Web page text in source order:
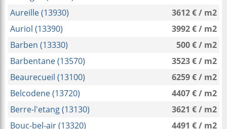
Aureille (13930)
3612 € / m2
Auriol (13390)
3992 € / m2
Barben (13330)
500 € / m2
Barbentane (13570)
3523 € / m2
Beaurecueil (13100)
6259 € / m2
Belcodene (13720)
4407 € / m2
Berre-l'etang (13130)
3621 € / m2
Bouc-bel-air (13320)
4491 € / m2